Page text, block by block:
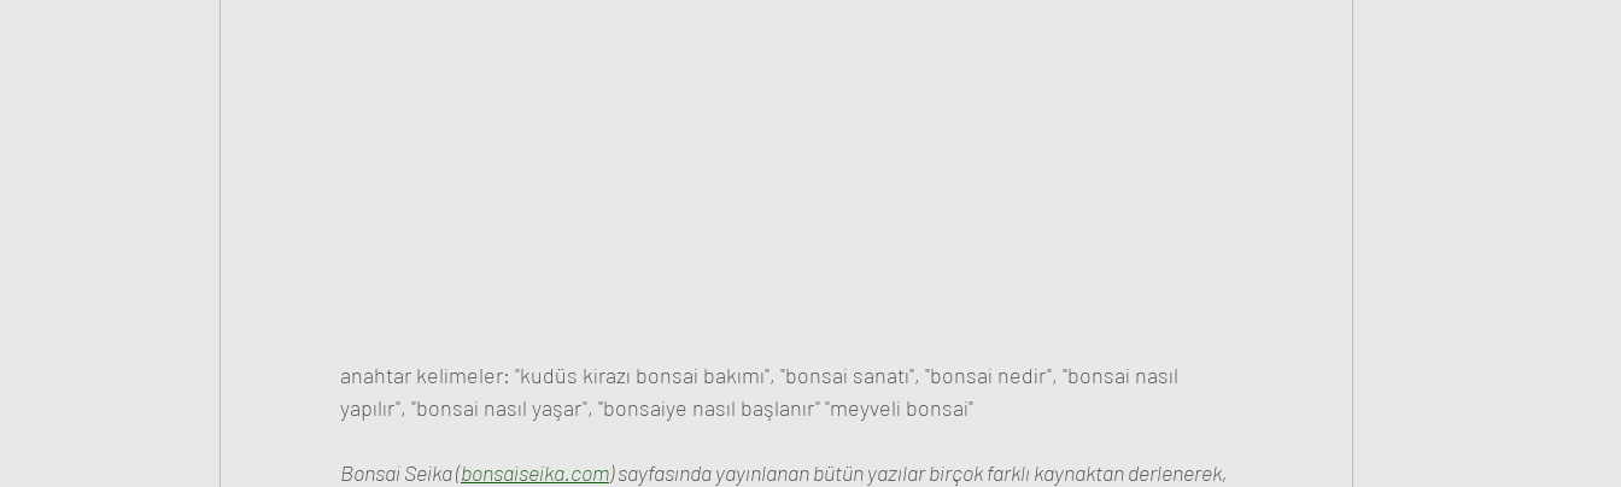
anahtar kelimeler: "kudüs kirazı bonsai bakımı", "bonsai sanatı", "bonsai nedir", "bonsai nasıl
yapılır", "bonsai nasıl yaşar", "bonsaiye nasıl başlanır" "meyveli bonsai"
Bonsai Seika (bonsaiseika.com) sayfasında yayınlanan bütün yazılar birçok farklı kaynaktan derlenerek,